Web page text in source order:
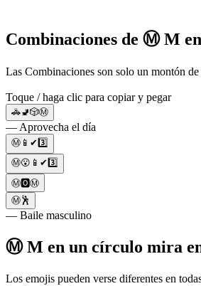
Combinaciones de Ⓜ️ M
Las Combinaciones son solo un montón
Toque / haga clic para copiar y pegar
🚓🚽🎲Ⓜ️
— Aprovecha el día
Ⓜ️📱✔3️⃣
Ⓜ️😮📱✔3️⃣
Ⓜ️🅾️Ⓜ️
Ⓜ️🕺
— Baile masculino
Ⓜ️ M en un círculo mira
Los emojis pueden verse diferentes en